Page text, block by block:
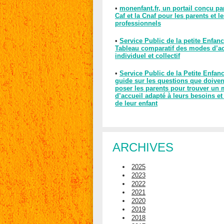
• monenfant.fr, un portail conçu
Caf et la Cnaf pour les parents et
professionnels
• Service Public de la petite
Tableau comparatif des modes
individuel et collectif
• Service Public de la Petite
guide sur les questions que
poser les parents pour trouver un
d’accueil adapté à leurs besoins
de leur enfant
ARCHIVES
2025
2023
2022
2021
2020
2019
2018